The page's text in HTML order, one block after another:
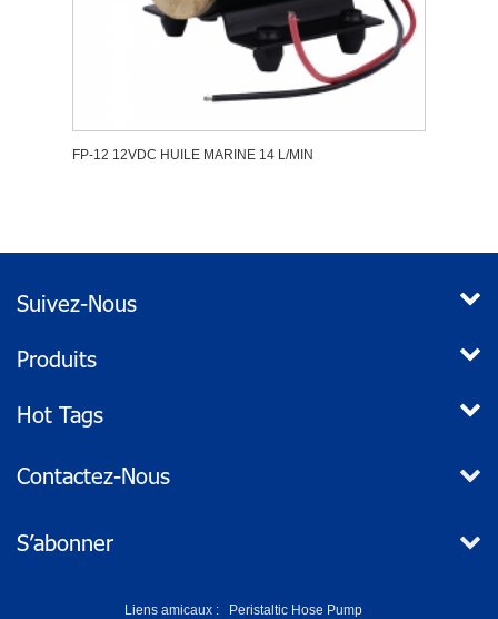
FP-12 12VDC HUILE MARINE 14 L/MIN
Suivez-Nous
Produits
Hot Tags
Contactez-Nous
S’abonner
Liens amicaux : Peristaltic Hose Pump